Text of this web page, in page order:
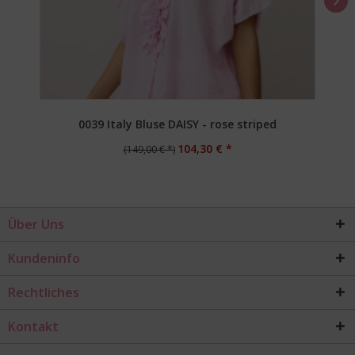
0039 Italy Bluse DAISY - rose striped
(149,00 € *) 104,30 € *
Über Uns
Kundeninfo
Rechtliches
Kontakt